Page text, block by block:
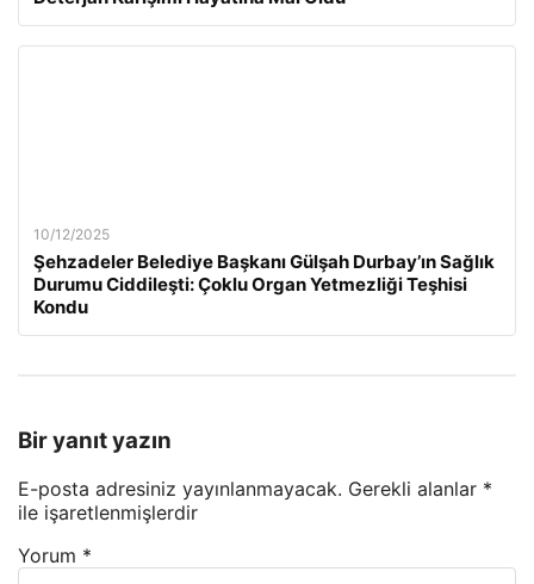
10/12/2025
Şehzadeler Belediye Başkanı Gülşah Durbay’ın Sağlık
Durumu Ciddileşti: Çoklu Organ Yetmezliği Teşhisi
Kondu
Bir yanıt yazın
E-posta adresiniz yayınlanmayacak. Gerekli alanlar *
ile işaretlenmişlerdir
Yorum *